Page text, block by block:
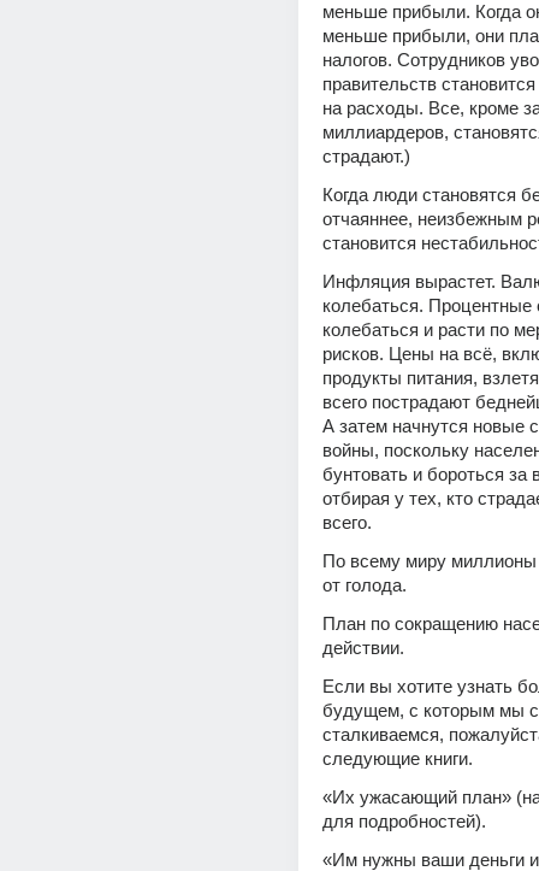
меньше прибыли. Когда
меньше прибыли, они
налогов. Сотрудников
правительств
на расходы. Все, кроме
миллиардеров,
страдают.)
Когда люди становятся
отчаяннее, неизбежным
становится
Инфляция вырастет.
колебаться. Процентные
колебаться и расти по
рисков. Цены на всё,
продукты питания,
всего пострадают
А затем начнутся новые
войны, поскольку
бунтовать и бороться за
отбирая у тех, кто
всего.
По всему миру
от голода.
План по сокращению
действии.
Если вы хотите узнать
будущем, с которым мы
сталкиваемся,
следующие книги.
«Их ужасающий план»
для подробностей).
«Им нужны ваши деньги